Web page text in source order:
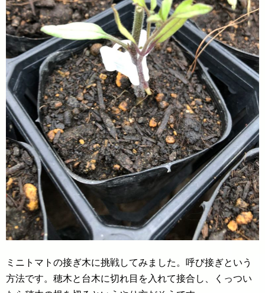
ミニトマトの接ぎ木に挑戦してみました。呼び接ぎという
方法です。穂木と台木に切れ目を入れて接合し、くっつい